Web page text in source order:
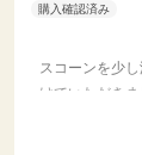
スコーンを少
けていただき
幸せなティー